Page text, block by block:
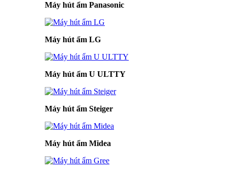
Máy hút ẩm Panasonic
Máy hút ẩm LG
Máy hút ẩm U ULTTY
Máy hút ẩm Steiger
Máy hút ẩm Midea